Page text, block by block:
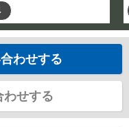
わせする
わせする